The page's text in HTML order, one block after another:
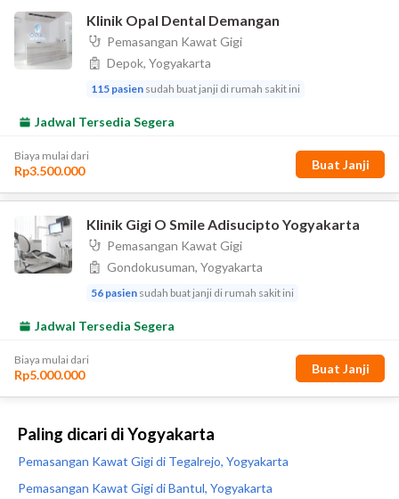
Paling dicari di Yogyakarta
Pemasangan Kawat Gigi di Tegalrejo, Yogyakarta
Pemasangan Kawat Gigi di Bantul, Yogyakarta